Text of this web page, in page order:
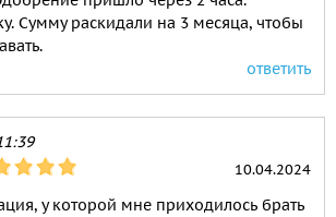
Сумму раскидали на 3 месяца, чтобы
ответить
10.04.2024
у которой мне приходилось брать